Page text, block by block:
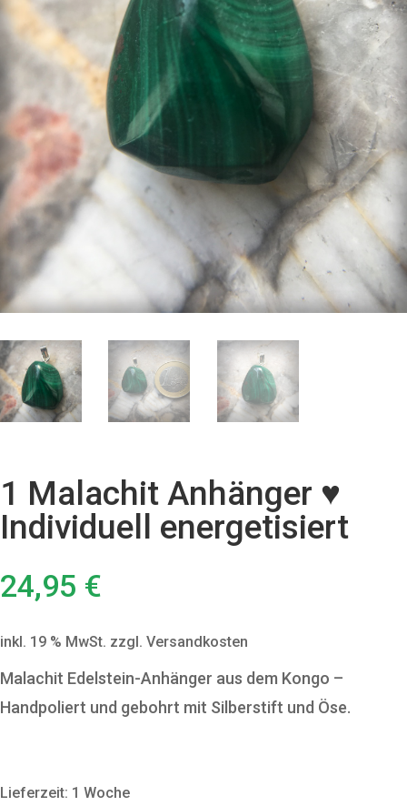
1 Malachit Anhänger ♥
Individuell energetisiert
24,95 €
inkl. 19 % MwSt. zzgl. Versandkosten
Malachit Edelstein-Anhänger aus dem Kongo –
Handpoliert und gebohrt mit Silberstift und Öse.
Lieferzeit: 1 Woche